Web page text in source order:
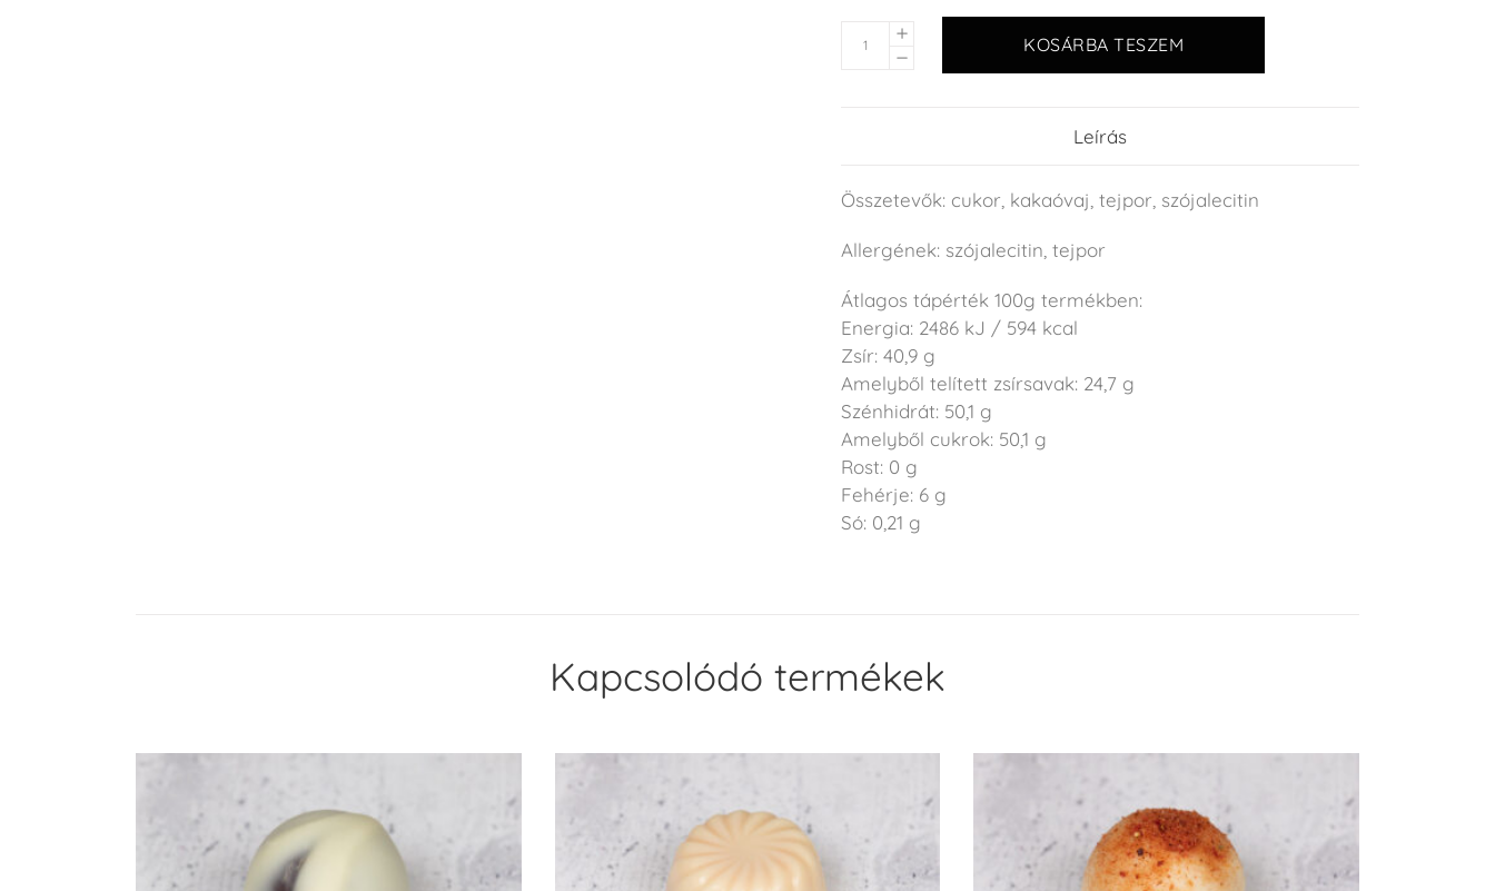
KOSÁRBA TESZEM
Leírás
Összetevők: cukor, kakaóvaj, tejpor, szójalecitin
Allergének: szójalecitin, tejpor
Átlagos tápérték 100g termékben:
Energia: 2486 kJ / 594 kcal
Zsír: 40,9 g
Amelyből telített zsírsavak: 24,7 g
Szénhidrát: 50,1 g
Amelyből cukrok: 50,1 g
Rost: 0 g
Fehérje: 6 g
Só: 0,21 g
Kapcsolódó termékek